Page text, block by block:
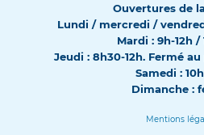
Ouvertures de
Lundi / mercredi /
Mardi : 9h-12h /
Jeudi : 8h30-12h. Fermé
Samedi :
Dimanche :
Mentions